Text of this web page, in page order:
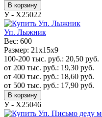
В корзину
У - Х25022
Уп. Лыжник
Вес: 600
Размер: 21х15х9
100-200 тыс. руб.: 20,50 руб.
от 200 тыс. руб.: 19,30 руб.
от 400 тыс. руб.: 18,60 руб.
от 500 тыс. руб.: 17,90 руб.
В корзину
У - Х25046